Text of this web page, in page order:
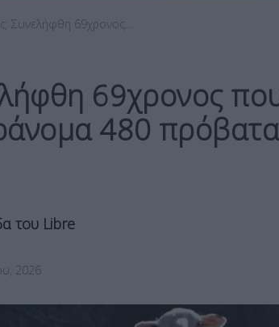
Συνελήφθη 69χρονος…
69χρονος
480
του Libre
2026